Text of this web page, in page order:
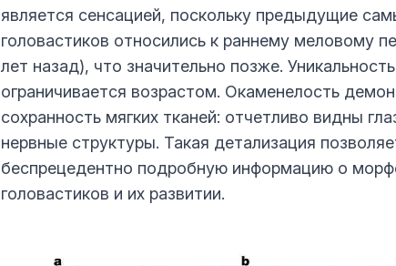
является сенсацией, поскольку предыдущие
головастиков относились к раннему меловому
лет назад), что значительно позже.
ограничивается возрастом. Окаменелость
сохранность мягких тканей: отчетливо видны
нервные структуры. Такая детализация
беспрецедентно подробную информацию о
головастиков и их развитии.